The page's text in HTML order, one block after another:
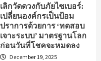
เลิกวัดดวงกับภัยไซเบอร์:
เปลี่ยนองค์กรเป็นป้อม
ปราการด้วยการ ‘ทดสอบ
เจาะระบบ’ มาตรฐานโลก
ก่อนวันที่โชคจะหมดลง
December 19, 2025